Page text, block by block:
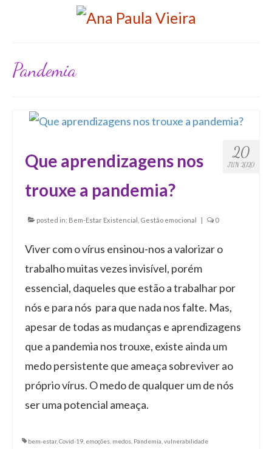
Pandemia
20
JUN 2020
Que aprendizagens nos
trouxe a pandemia?
posted in: Bem-Estar Existencial Gestão emocional 0
Viver com o vírus ensinou-nos a valorizar o
trabalho muitas vezes invisível, porém
essencial, daqueles que estão a trabalhar por
nós e para nós para que nada nos falte. Mas,
apesar de todas as mudanças e aprendizagens
que a pandemia nos trouxe, existe ainda um
medo persistente que ameaça sobreviver ao
próprio vírus. O medo de qualquer um de nós
ser uma potencial ameaça.
bem-estar, Covid-19 emoções medos Pandemia vulnerabilidade